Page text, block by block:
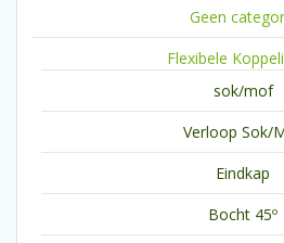
Geen
Flexibele
sok/mof
Verloop Sok/
Eindkap
Bocht 45º